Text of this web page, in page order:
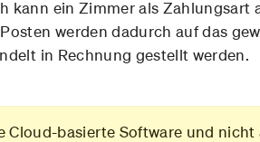
kann ein Zimmer als Zahlungsart
werden dadurch auf das
in Rechnung gestellt werden.
Cloud-basierte Software und nicht